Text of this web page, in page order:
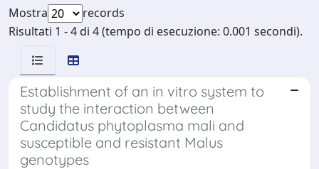
Mostra
records
Risultati 1 - 4 di 4 (tempo di esecuzione: 0.001 secondi).
Establishment of an in vitro system to
study the interaction between
Candidatus phytoplasma mali and
susceptible and resistant Malus
genotypes